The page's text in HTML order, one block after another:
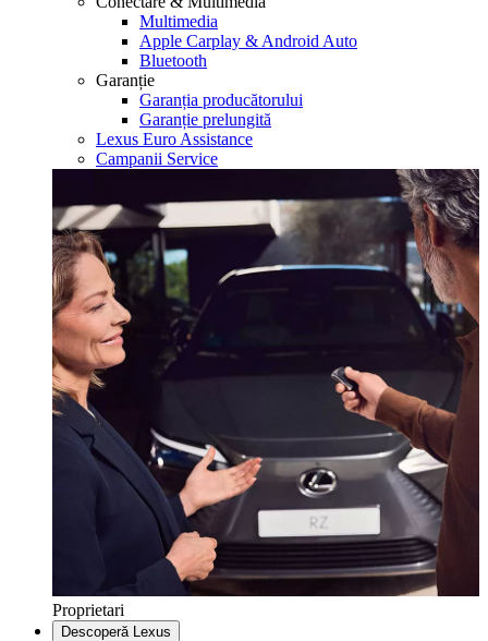
Multimedia
Apple Carplay & Android Auto
Bluetooth
Garanție
Garanția producătorului
Garanție prelungită
Lexus Euro Assistance
Campanii Service
Proprietari
Descoperă Lexus